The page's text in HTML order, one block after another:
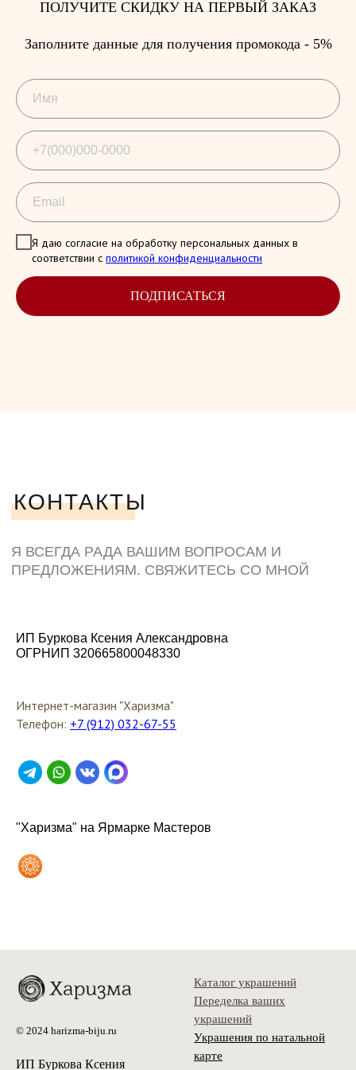
ПОЛУЧИТЕ СКИДКУ НА ПЕРВЫЙ ЗАКАЗ
Заполните данные для получения промокода - 5%
Я даю согласие на обработку персональных данных в
соответствии с политикой конфиденциальности
ПОДПИСАТЬСЯ
ИП Буркова Ксения Александровна
ОГРНИП 320665800048330
Интернет-магазин "Харизма"
Телефон: +7 (912) 032-67-55
"Харизма" на Ярмарке Мастеров
© 2024 harizma-biju.ru
ИП Буркова Ксения
Каталог украшений
Переделка ваших
украшений
Украшения по натальной
карте